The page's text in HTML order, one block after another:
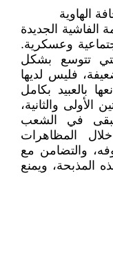
الهاوية
الجديدة
وعسكرية.
تتوسع بشكل
فليس لديها
بالعبيد بكامل
الأولى والثانية،
يبقى في الشعب
المظاهرات
والتضامن مع
المذبحة، ويمنع